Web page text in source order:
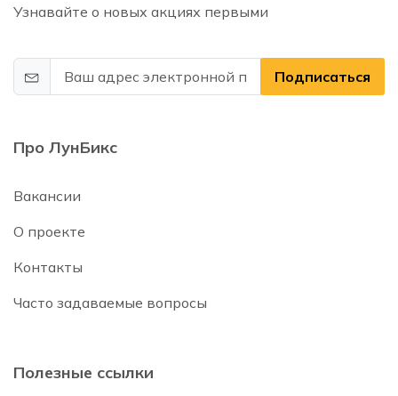
Узнавайте о новых акциях первыми
Подписаться
Про ЛунБикс
Вакансии
О проекте
Контакты
Часто задаваемые вопросы
Полезные ссылки